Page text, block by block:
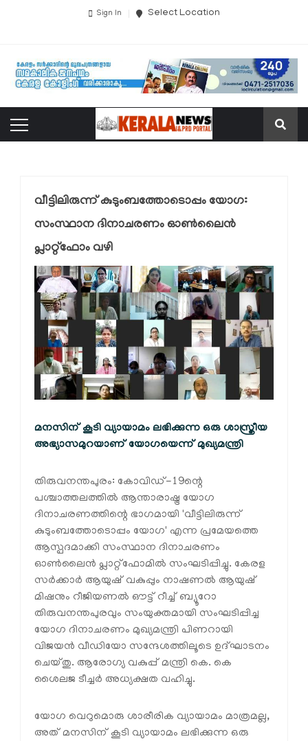
Sign In Select Location
വീട്ടിലിരുന്ന് കുടുംബത്തോടൊപ്പം യോഗ:
സംസ്ഥാന ദിനാചരണം ഓണ്‍ലൈന്‍
പ്ലാറ്റ്‌ഫോം വഴി
മനസിന് കൂടി വ്യായാമം ലഭിക്കുന്ന ഒരു ശാസ്ത്രീയ
അഭ്യാസമുറയാണ് യോഗയെന്ന് മുഖ്യമന്ത്രി
തിരുവനന്തപുരം: കോവിഡ്-19ന്റെ
പശ്ചാത്തലത്തില്‍ ആന്താരാഷ്ട്ര യോഗ
ദിനാചരണത്തിന്റെ ഭാഗമായി 'വീട്ടിലിരുന്ന്
കുടുംബത്തോടൊപ്പം യോഗ' എന്ന പ്രമേയത്തെ
ആസ്പദമാക്കി സംസ്ഥാന ദിനാചരണം
ഓണ്‍ലൈന്‍ പ്ലാറ്റ്‌ഫോമില്‍ സംഘടിപ്പിച്ചു. കേരള
സര്‍ക്കാര്‍ ആയുഷ് വകുപ്പും നാഷണല്‍ ആയുഷ്
മിഷനും റീജിയണല്‍ ഔട്ട് റീച്ച് ബ്യൂറോ
തിരുവനന്തപുരവും സംയുക്തമായി സംഘടിപ്പിച്ച
യോഗ ദിനാചരണം മുഖ്യമന്ത്രി പിണറായി
വിജയന്‍ വീഡിയോ സന്ദേശത്തിലൂടെ ഉദ്ഘാടനം
ചെയ്തു. ആരോഗ്യ വകുപ്പ് മന്ത്രി കെ. കെ
ശൈലജ ടീച്ചര്‍ അധ്യക്ഷത വഹിച്ചു.
യോഗ വെറുമൊരു ശാരീരിക വ്യായാമം മാത്രമല്ല,
അത് മനസിന് കൂടി വ്യായാമം ലഭിക്കുന്ന ഒരു